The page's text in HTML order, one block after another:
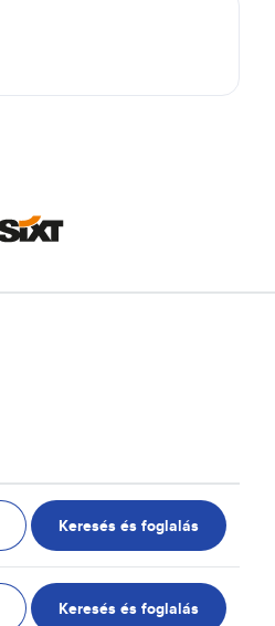
Keresés és foglalás
Keresés és foglalás